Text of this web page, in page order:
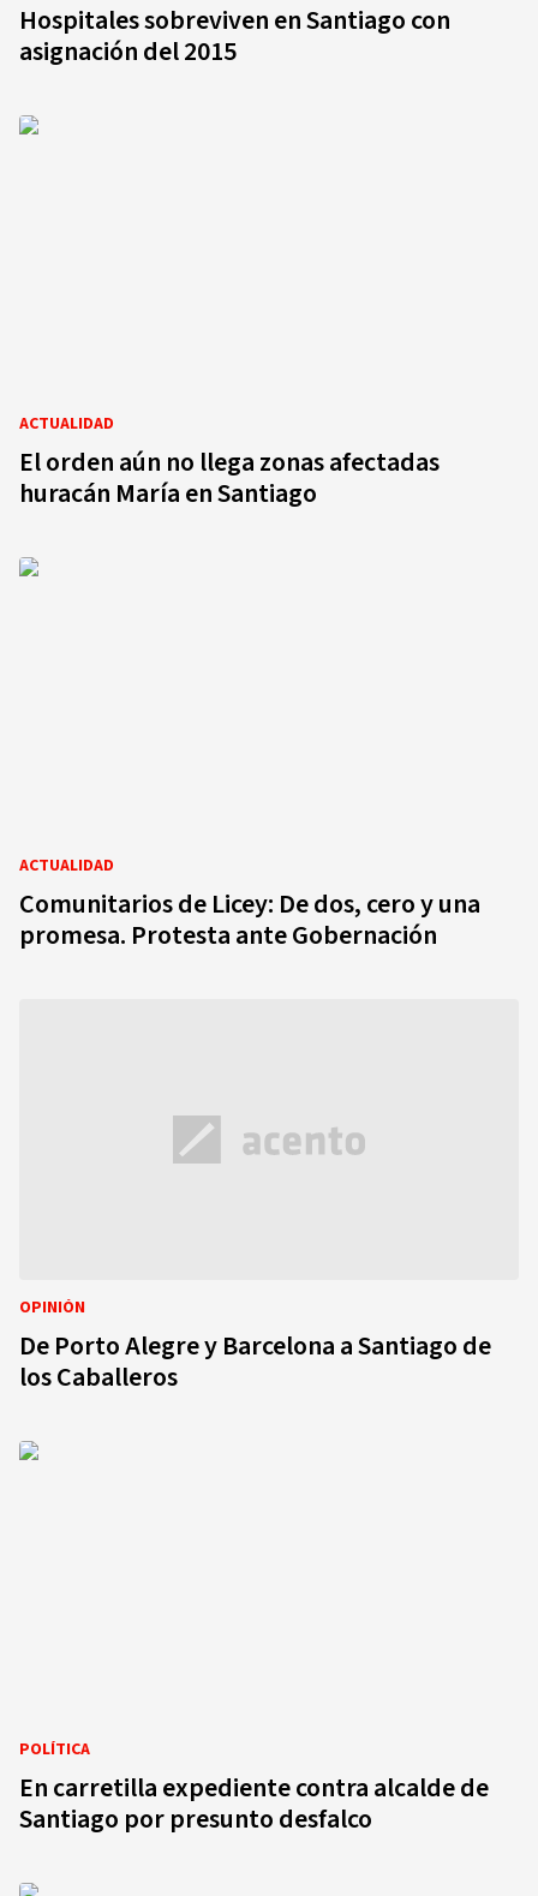
Hospitales sobreviven en Santiago con
asignación del 2015
ACTUALIDAD
El orden aún no llega zonas afectadas
huracán María en Santiago
ACTUALIDAD
Comunitarios de Licey: De dos, cero y una
promesa. Protesta ante Gobernación
OPINIÓN
De Porto Alegre y Barcelona a Santiago de
los Caballeros
POLÍTICA
En carretilla expediente contra alcalde de
Santiago por presunto desfalco